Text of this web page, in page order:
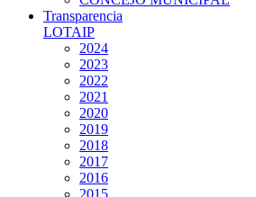
Transparencia
LOTAIP
2024
2023
2022
2021
2020
2019
2018
2017
2016
2015